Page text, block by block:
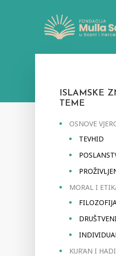
ISLAMSKE
TEME
OSNOVE
TEVHID
MORAL I
KUR’AN I